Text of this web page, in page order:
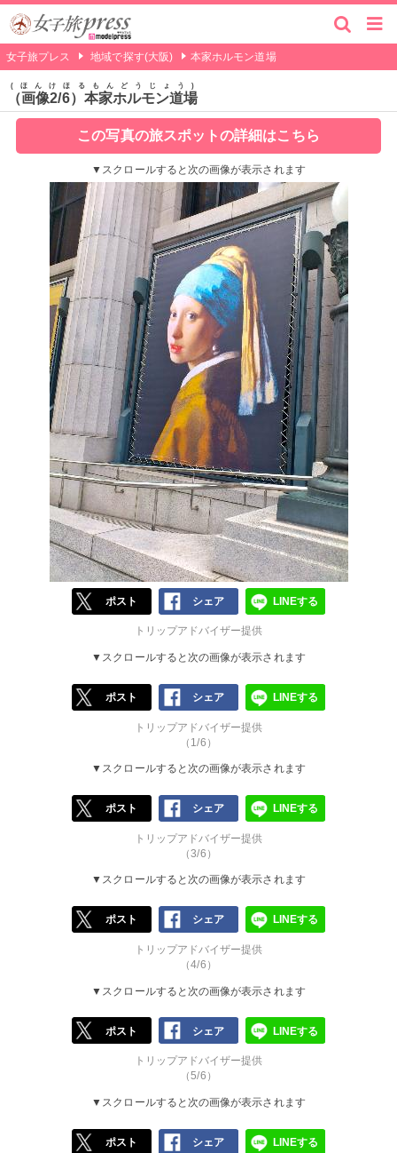
女子旅プレス 地域で探す(大阪) 本家ホルモン道場
（画像2/6）本家ホルモン道場
ほんけほるもんどうじょう
この写真の旅スポットの詳細はこちら
▼スクロールすると次の画像が表示されます
ポスト シェア LINEする
トリップアドバイザー提供
▼スクロールすると次の画像が表示されます
ポスト シェア LINEする
トリップアドバイザー提供
（1/6）
▼スクロールすると次の画像が表示されます
ポスト シェア LINEする
トリップアドバイザー提供
（3/6）
▼スクロールすると次の画像が表示されます
ポスト シェア LINEする
トリップアドバイザー提供
（4/6）
▼スクロールすると次の画像が表示されます
ポスト シェア LINEする
トリップアドバイザー提供
（5/6）
▼スクロールすると次の画像が表示されます
ポスト シェア LINEする